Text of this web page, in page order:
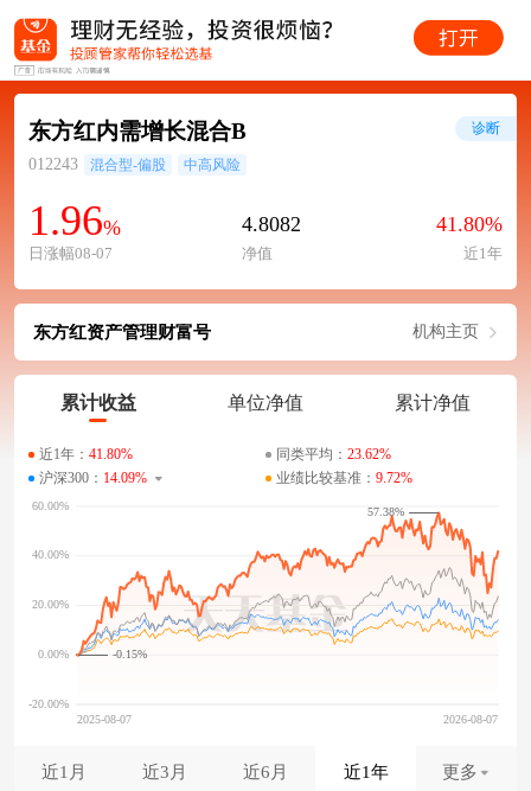
东方红内需增长混合B
012243 混合型-偏股 中高风险
1.96%
日涨幅08-07
4.8082
净值
41.80%
近1年
诊断
东方红资产管理财富号 机构主页
累计收益 单位净值 累计净值
近1年： 41.80% 同类平均： 23.62%
沪深300： 14.09% 业绩比较基准： 9.72%
-0.15%
57.38%
近1月 近3月 近6月 近1年 更多